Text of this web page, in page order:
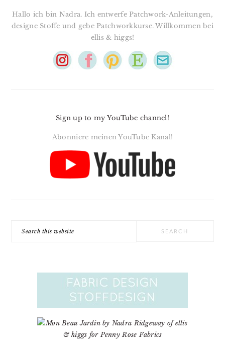
Hallo ich bin Nadra. Ich entwerfe Patchwork-Anleitungen,
designe Stoffe und gebe Patchworkkurse. Willkommen bei
ellis & higgs!
Sign up to my YouTube channel!
Abonniere meinen YouTube Kanal!